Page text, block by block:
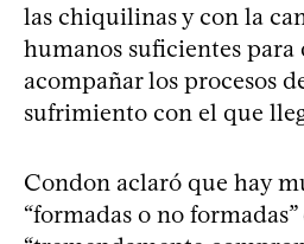
las chiquilinas y con la
humanos suficientes para
acompañar los procesos
sufrimiento con el que
Condon aclaró que hay
“formadas o no